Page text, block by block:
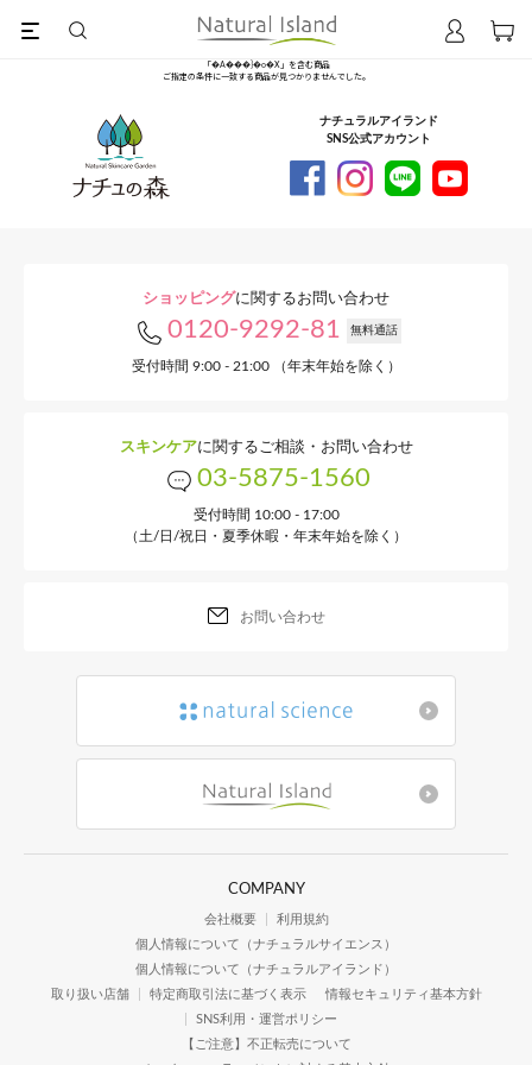
「
ナチュラルアイランド
SNS公式アカウント
ショッピングに関するお問い合わせ
0120-9292-81 無料通話
受付時間 9:00 - 21:00 （年末年始を除く）
スキンケアに関するご相談・お問い合わせ
03-5875-1560
受付時間 10:00 - 17:00
（土/日/祝日・夏季休暇・年末年始を除く）
お問い合わせ
COMPANY
会社概要
利用規約
個人情報について（ナチュラルサイエンス）
個人情報について（ナチュラルアイランド）
取り扱い店舗
特定商取引法に基づく表示
情報セキュリティ基本方針
SNS利用・運営ポリシー
【ご注意】不正転売について